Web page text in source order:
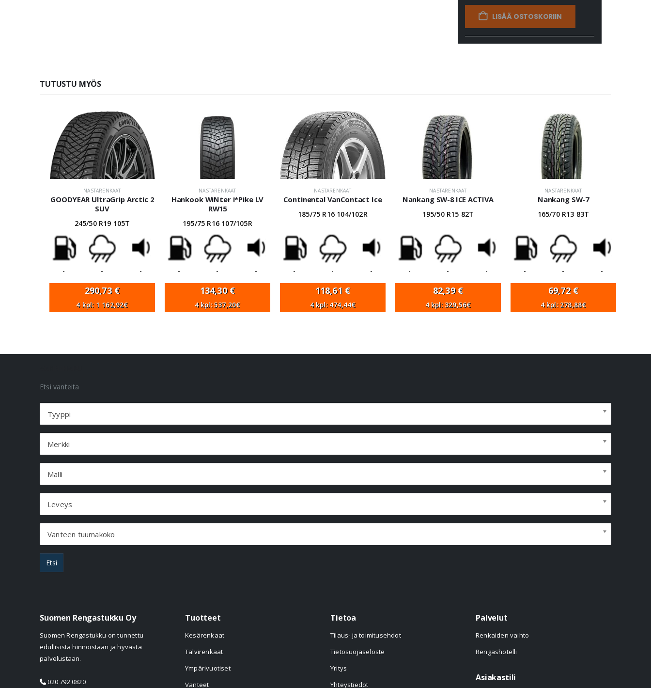
LISÄÄ OSTOSKORIIN
TUTUSTU MYÖS
NASTARENKAAT
GOODYEAR UltraGrip Arctic 2
SUV
245/50 R19 105T
- - -
290,73 €
4 kpl: 1 162,92€
NASTARENKAAT
Hankook WiNter i*Pike LV
RW15
195/75 R16 107/105R
- - -
134,30 €
4 kpl: 537,20€
NASTARENKAAT
Continental VanContact Ice
185/75 R16 104/102R
- - -
118,61 €
4 kpl: 474,44€
NASTARENKAAT
Nankang SW-8 ICE ACTIVA
195/50 R15 82T
- - -
82,39 €
4 kpl: 329,56€
NASTARENKAAT
Nankang SW-7
165/70 R13 83T
- - -
69,72 €
4 kpl: 278,88€
Etsi vanteita
Tyyppi
Merkki
Malli
Leveys
Vanteen tuumakoko
Etsi
Suomen Rengastukku Oy
Suomen Rengastukku on tunnettu
edullisista hinnoistaan ja hyvästä
palvelustaan.
020 792 0820
Tuotteet
Kesärenkaat
Talvirenkaat
Ympärivuotiset
Vanteet
Tietoa
Tilaus- ja toimitusehdot
Tietosuojaseloste
Yritys
Yhteystiedot
Palvelut
Renkaiden vaihto
Rengashotelli
Asiakastili